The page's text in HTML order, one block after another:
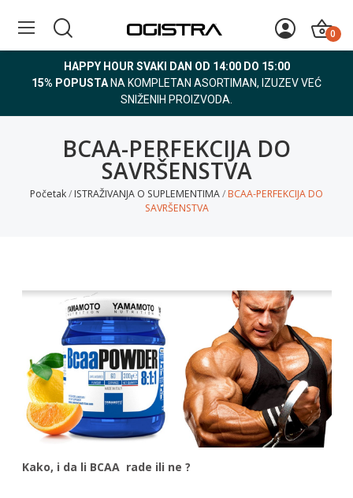
0
HAPPY HOUR SVAKI DAN OD 14:00 DO 15:00
15% POPUSTA NA KOMPLETAN ASORTIMAN, IZUZEV VEĆ
SNIŽENIH PROIZVODA.
BCAA-PERFEKCIJA DO
SAVRŠENSTVA
Početak ISTRAŽIVANJA O SUPLEMENTIMA BCAA-PERFEKCIJA DO
SAVRŠENSTVA
Kako, i da li BCAA rade ili ne ?